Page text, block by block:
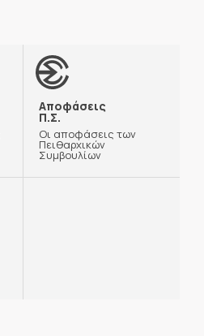
Αποφάσεις
Π.Σ.
Οι αποφάσεις των
Πειθαρχικών
Συμβουλίων